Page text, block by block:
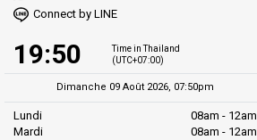
Connect by LINE
19:50
Time in Thailand
(UTC+07:00)
Dimanche 09 Août 2026, 07:50pm
Lundi
08am - 12am
Mardi
08am - 12am